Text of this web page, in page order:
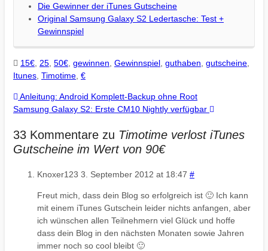
Die Gewinner der iTunes Gutscheine
Original Samsung Galaxy S2 Ledertasche: Test +
Gewinnspiel
15€ 25 50€ gewinnen Gewinnspiel guthaben gutscheine
Itunes Timotime €
Anleitung: Android Komplett-Backup ohne Root
Samsung Galaxy S2: Erste CM10 Nightly verfügbar
33 Kommentare zu Timotime verlost iTunes
Gutscheine im Wert von 90€
Knoxer123 3. September 2012 at 18:47 #
Freut mich, dass dein Blog so erfolgreich ist 🙂 Ich kann
mit einem iTunes Gutschein leider nichts anfangen, aber
ich wünschen allen Teilnehmern viel Glück und hoffe
dass dein Blog in den nächsten Monaten sowie Jahren
immer noch so cool bleibt 🙂